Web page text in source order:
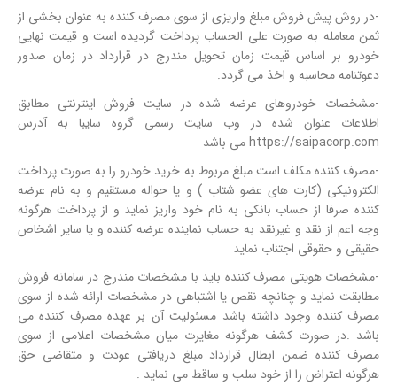
-در روش پیش فروش مبلغ واریزی از سوی مصرف کننده به عنوان بخشی از
ثمن معامله به صورت علی الحساب پرداخت گردیده است و قیمت نهایی
خودرو بر اساس قیمت زمان تحویل مندرج در قرارداد در زمان صدور
دعوتنامه محاسبه و اخذ می گردد.
-مشخصات خودروهای عرضه شده در سایت فروش اینترنتی مطابق
اطلاعات عنوان شده در وب سایت رسمی گروه سایبا به آدرس
https://saipacorp.com می باشد
-مصرف کننده مکلف است مبلغ مربوط به خرید خودرو را به صورت پرداخت
الکترونیکی (کارت های عضو شتاب ) و یا حواله مستقیم و به نام عرضه
کننده صرفا از حساب بانکی به نام خود واریز نماید و از پرداخت هرگونه
وجه اعم از نقد و غیرنقد به حساب نماینده عرضه کننده و یا سایر اشخاص
حقیقی و حقوقی اجتناب نماید
-مشخصات هویتی مصرف کننده باید با مشخصات مندرج در سامانه فروش
مطابقت نماید و چنانچه نقص یا اشتباهی در مشخصات ارائه شده از سوی
مصرف کننده وجود داشته باشد مسئولیت آن بر عهده مصرف کننده می
باشد .در صورت کشف هرگونه مغایرت میان مشخصات اعلامی از سوی
مصرف کننده ضمن ابطال قرارداد مبلغ دریافتی عودت و متقاضی حق
هرگونه اعتراض را از خود سلب و ساقط می نماید .